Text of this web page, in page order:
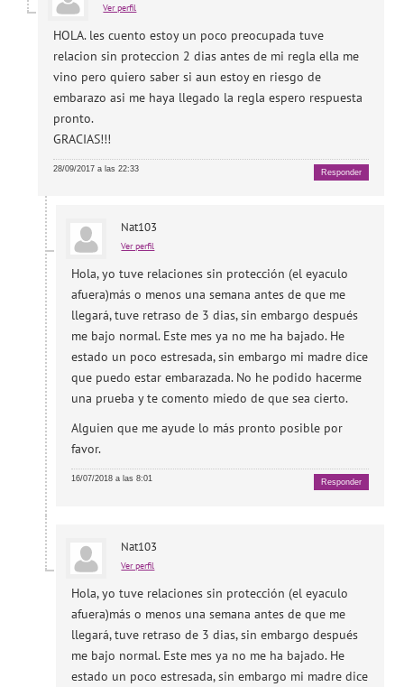
Ver perfil
HOLA. les cuento estoy un poco preocupada tuve
relacion sin proteccion 2 dias antes de mi regla ella me
vino pero quiero saber si aun estoy en riesgo de
embarazo asi me haya llegado la regla espero respuesta
pronto.
GRACIAS!!!
28/09/2017 a las 22:33 Responder
Nat103
Ver perfil
Hola, yo tuve relaciones sin protección (el eyaculo
afuera)más o menos una semana antes de que me
llegará, tuve retraso de 3 dias, sin embargo después
me bajo normal. Este mes ya no me ha bajado. He
estado un poco estresada, sin embargo mi madre dice
que puedo estar embarazada. No he podido hacerme
una prueba y te comento miedo de que sea cierto.
Alguien que me ayude lo más pronto posible por
favor.
16/07/2018 a las 8:01 Responder
Nat103
Ver perfil
Hola, yo tuve relaciones sin protección (el eyaculo
afuera)más o menos una semana antes de que me
llegará, tuve retraso de 3 dias, sin embargo después
me bajo normal. Este mes ya no me ha bajado. He
estado un poco estresada, sin embargo mi madre dice